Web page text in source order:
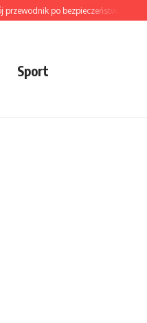
po bezpieczeństwie
Sport